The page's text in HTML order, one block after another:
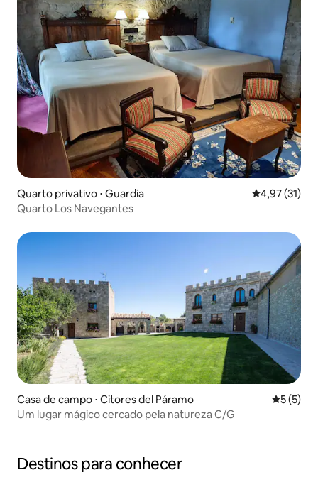
Quarto privativo ⋅ Guardia 4,97 de uma
4,97 (31)
Quarto Los Navegantes
Casa de campo ⋅ Citores del Páramo 5 de
5 (5)
Um lugar mágico cercado pela natureza C/G
Destinos para conhecer